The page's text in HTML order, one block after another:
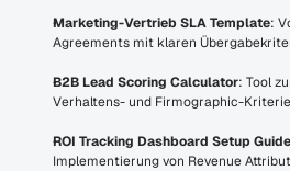
Marketing-Vertrieb SLA Template:
Agreements mit klaren
B2B Lead Scoring Calculator: Tool
Verhaltens- und Firmographic-
ROI Tracking Dashboard Setup Guide
Implementierung von Revenue